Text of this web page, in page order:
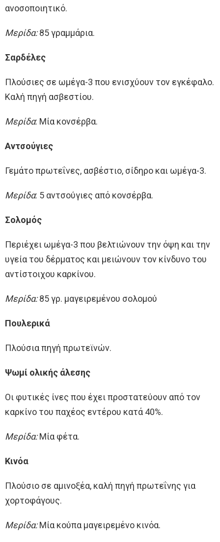
ανοσοποιητικό.
Μερίδα:85 γραμμάρια.
Σαρδέλες
Πλούσιες σε ωμέγα-3 που ενισχύουν τον εγκέφαλο.
Καλή πηγή ασβεστίου.
Μερίδα: Μία κονσέρβα.
Αντσούγιες
Γεμάτο πρωτεΐνες, ασβέστιο, σίδηρο και ωμέγα-3.
Μερίδα: 5 αντσούγιες από κονσέρβα.
Σολομός
Περιέχει ωμέγα-3 που βελτιώνουν την όψη και την
υγεία του δέρματος και μειώνουν τον κίνδυνο του
αντίστοιχου καρκίνου.
Μερίδα:85 γρ. μαγειρεμένου σολομού
Πουλερικά
Πλούσια πηγή πρωτεϊνών.
Ψωμί ολικής άλεσης
Οι φυτικές ίνες που έχει προστατεύουν από τον
καρκίνο του παχέος εντέρου κατά 40%.
Μερίδα:Μία φέτα.
Κινόα
Πλούσιο σε αμινοξέα, καλή πηγή πρωτεΐνης για
χορτοφάγους.
Μερίδα:Μία κούπα μαγειρεμένο κινόα.